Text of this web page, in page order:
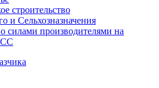
строительство
и Сельхозназначения
силами производителями на